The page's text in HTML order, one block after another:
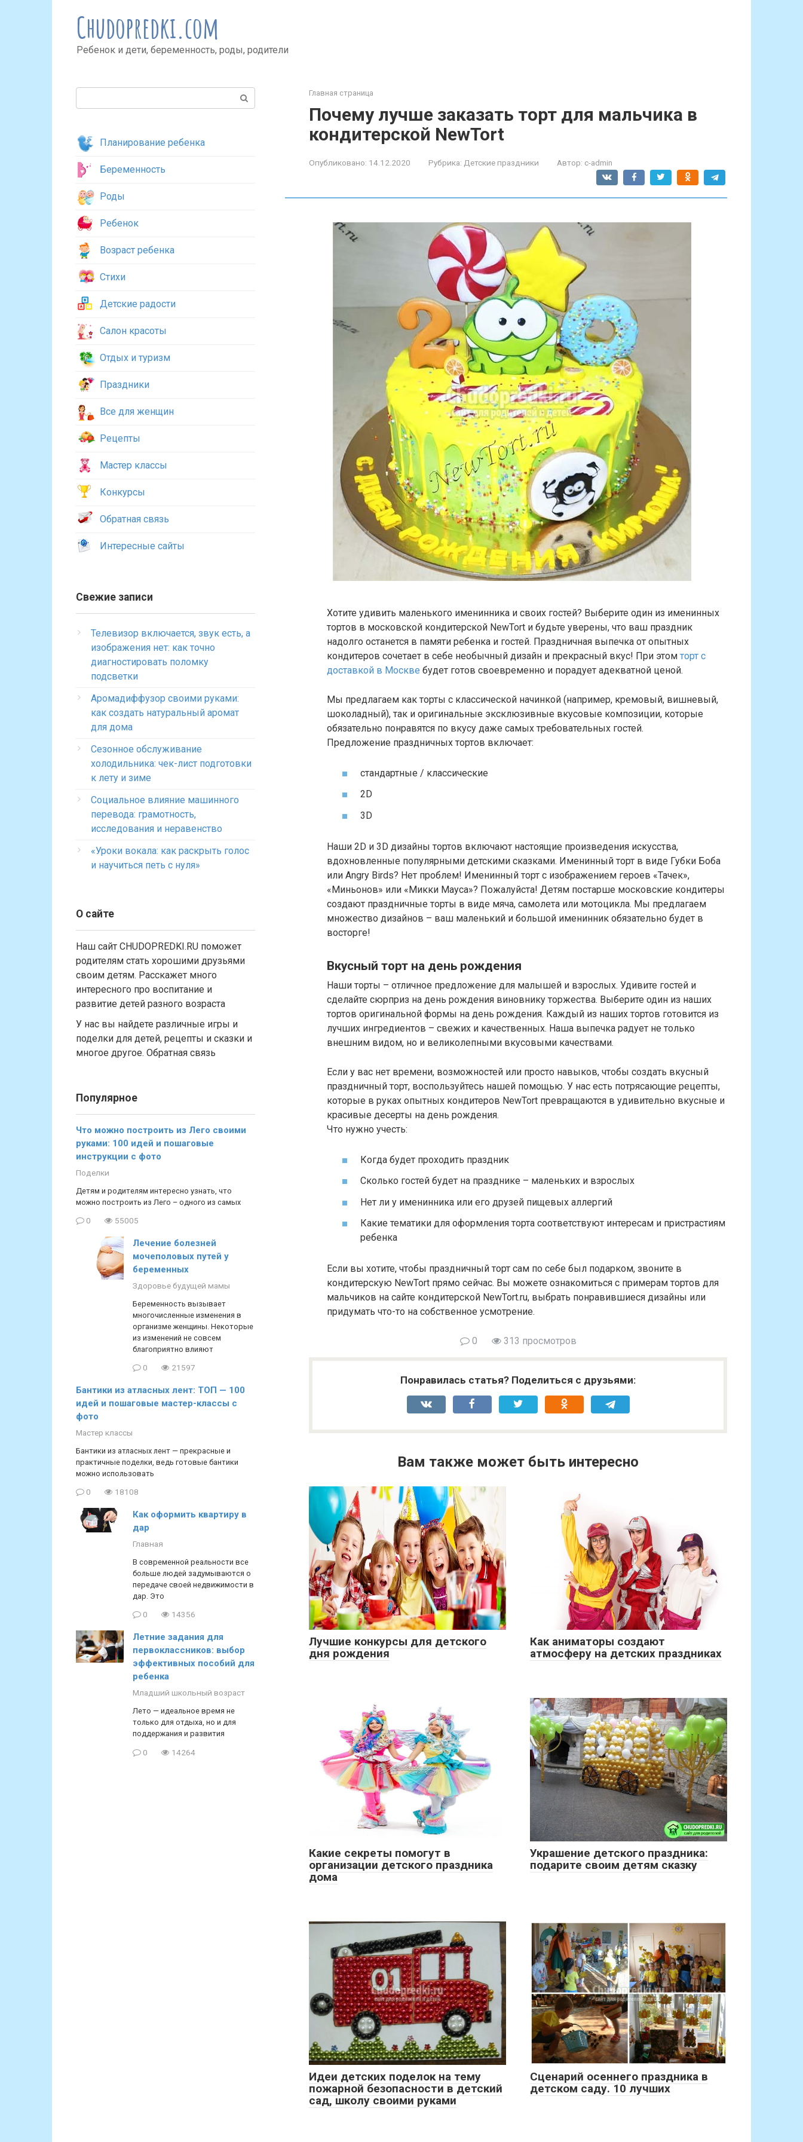
Chudopredki.com
Ребенок и дети, беременность, роды, родители
Главная страница
Почему лучше заказать торт для мальчика в
кондитерской NewTort
Опубликовано: 14.12.2020 Рубрика: Детские праздники Автор: c-admin
Хотите удивить маленького именинника и своих гостей? Выберите один из именинных
тортов в московской кондитерской NewTort и будьте уверены, что ваш праздник
надолго останется в памяти ребенка и гостей. Праздничная выпечка от опытных
кондитеров сочетает в себе необычный дизайн и прекрасный вкус! При этом торт с
доставкой в Москве будет готов своевременно и порадует адекватной ценой.
Мы предлагаем как торты с классической начинкой (например, кремовый, вишневый,
шоколадный), так и оригинальные эксклюзивные вкусовые композиции, которые
обязательно понравятся по вкусу даже самых требовательных гостей.
Предложение праздничных тортов включает:
стандартные / классические
2D
3D
Наши 2D и 3D дизайны тортов включают настоящие произведения искусства,
вдохновленные популярными детскими сказками. Именинный торт в виде Губки Боба
или Angry Birds? Нет проблем! Именинный торт с изображением героев «Тачек»,
«Миньонов» или «Микки Мауса»? Пожалуйста! Детям постарше московские кондитеры
создают праздничные торты в виде мяча, самолета или мотоцикла. Мы предлагаем
множество дизайнов – ваш маленький и большой именинник обязательно будет в
восторге!
Вкусный торт на день рождения
Наши торты – отличное предложение для малышей и взрослых. Удивите гостей и
сделайте сюрприз на день рождения виновнику торжества. Выберите один из наших
тортов оригинальной формы на день рождения. Каждый из наших тортов готовится из
лучших ингредиентов – свежих и качественных. Наша выпечка радует не только
внешним видом, но и великолепными вкусовыми качествами.
Если у вас нет времени, возможностей или просто навыков, чтобы создать вкусный
праздничный торт, воспользуйтесь нашей помощью. У нас есть потрясающие рецепты,
которые в руках опытных кондитеров NewTort превращаются в удивительно вкусные и
красивые десерты на день рождения.
Что нужно учесть:
Когда будет проходить праздник
Сколько гостей будет на празднике – маленьких и взрослых
Нет ли у именинника или его друзей пищевых аллергий
Какие тематики для оформления торта соответствуют интересам и пристрастиям
ребенка
Если вы хотите, чтобы праздничный торт сам по себе был подарком, звоните в
кондитерскую NewTort прямо сейчас. Вы можете ознакомиться с примерам тортов для
мальчиков на сайте кондитерской NewTort.ru, выбрать понравившиеся дизайны или
придумать что-то на собственное усмотрение.
0 313 просмотров
Понравилась статья? Поделиться с друзьями:
Вам также может быть интересно
Лучшие конкурсы для детского
дня рождения
Как аниматоры создают
атмосферу на детских праздниках
Какие секреты помогут в
организации детского праздника
дома
Украшение детского праздника:
подарите своим детям сказку
Идеи детских поделок на тему
пожарной безопасности в детский
сад, школу своими руками
Сценарий осеннего праздника в
детском саду. 10 лучших
Планирование ребенка
Беременность
Роды
Ребенок
Возраст ребенка
Стихи
Детские радости
Салон красоты
Отдых и туризм
Праздники
Все для женщин
Рецепты
Мастер классы
Конкурсы
Обратная связь
Интересные сайты
Свежие записи
Телевизор включается, звук есть, а
изображения нет: как точно
диагностировать поломку
подсветки
Аромадиффузор своими руками:
как создать натуральный аромат
для дома
Сезонное обслуживание
холодильника: чек-лист подготовки
к лету и зиме
Социальное влияние машинного
перевода: грамотность,
исследования и неравенство
«Уроки вокала: как раскрыть голос
и научиться петь с нуля»
О сайте
Наш сайт CHUDOPREDKI.RU поможет
родителям стать хорошими друзьями
своим детям. Расскажет много
интересного про воспитание и
развитие детей разного возраста
У нас вы найдете различные игры и
поделки для детей, рецепты и сказки и
многое другое. Обратная связь
Популярное
Что можно построить из Лего своими
руками: 100 идей и пошаговые
инструкции с фото
Поделки
Детям и родителям интересно узнать, что
можно построить из Лего – одного из самых
0 55005
Лечение болезней
мочеполовых путей у
беременных
Здоровье будущей мамы
Беременность вызывает
многочисленные изменения в
организме женщины. Некоторые
из изменений не совсем
благоприятно влияют
0 21597
Бантики из атласных лент: ТОП — 100
идей и пошаговые мастер-классы с
фото
Мастер классы
Бантики из атласных лент — прекрасные и
практичные поделки, ведь готовые бантики
можно использовать
0 18108
Как оформить квартиру в
дар
Главная
В современной реальности все
больше людей задумываются о
передаче своей недвижимости в
дар. Это
0 14356
Летние задания для
первоклассников: выбор
эффективных пособий для
ребенка
Младший школьный возраст
Лето — идеальное время не
только для отдыха, но и для
поддержания и развития
0 14264